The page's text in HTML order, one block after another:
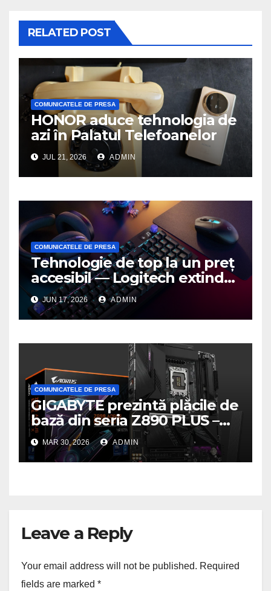
RELATED POST
COMUNICATELE DE PRESA
HONOR aduce tehnologia de
azi în Palatul Telefoanelor
JUL 21, 2026 ADMIN
COMUNICATELE DE PRESA
Tehnologie de top la un preț
accesibil — Logitech extinde
seria G3 cu un nou mouse și
o nouă tastatură pentru
gaming pe PC
JUN 17, 2026 ADMIN
COMUNICATELE DE PRESA
GIGABYTE prezintă plăcile de
bază din seria Z890 PLUS –
performanță de ultimă
generație la un nou nivel
MAR 30, 2026 ADMIN
Leave a Reply
Your email address will not be published. Required
fields are marked *